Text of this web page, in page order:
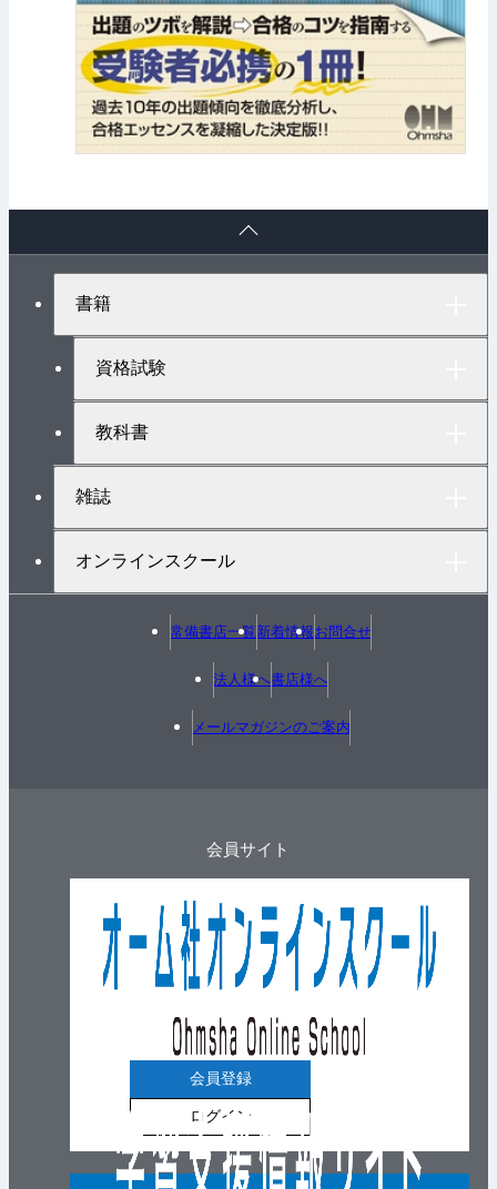
書籍
資格試験
教科書
雑誌
オンラインスクール
常備書店一覧新着情報お問合せ
法人様へ書店様へ
メールマガジンのご案内
会員サイト
会員登録
ログイン